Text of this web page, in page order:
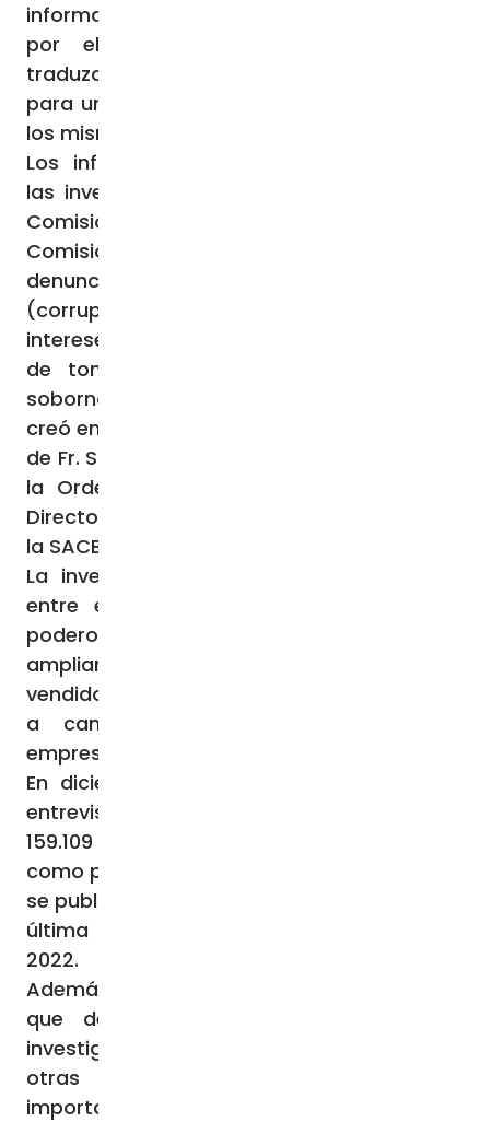
informadores recientemente publicadas
por el Departamento de Justicia se
traduzcan pronto en acciones efectivas
para una mayor seguridad y protección de
los mismos».
Los informadores fueron esenciales para
las investigaciones llevadas a cabo por la
Comisión Zondo. Denominada oficialmente
Comisión Oficial de Investigación sobre las
denuncias de «captura del Estado»
(corrupción política sistémica en la que
intereses privados influyen en los procesos
de toma de decisiones de un Estado),
soborno y fraude en el sector público, se
creó en enero de 2018, en parte a instancias
de Fr. Stanislaus Muyebe, Vicario General de
la Orden Dominicana de África Austral y
Director de la Comisión de Justicia y Paz de
la SACBC.
La investigación se centró en la relación
entre el expresidente Jacob Zuma y la
poderosa familia Gupta: se creía
ampliamente que el expresidente había
vendido puestos ministeriales de alto nivel
a cambio de acuerdos y contratos
empresariales muy favorables.
En diciembre de 2020, la comisión había
entrevistado a 278 testigos y recopilado
159.109 páginas y un exabyte de datos
como pruebas. La primera parte del informe
se publicó el 4 de enero de 2022. La quinta y
última parte se publicó el 22 de junio de
2022.
Además de nombrar a personas concretas
que debían ser acusadas penalmente,
investigadas más a fondo o sometidas a
otras sanciones, el informe hacía
importantes recomendaciones de reforma